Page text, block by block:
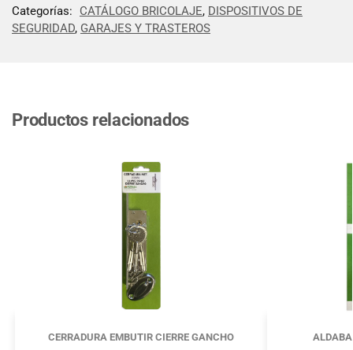
Categorías:
CATÁLOGO BRICOLAJE, DISPOSITIVOS DE
SEGURIDAD, GARAJES Y TRASTEROS
Productos relacionados
CERRADURA EMBUTIR CIERRE GANCHO